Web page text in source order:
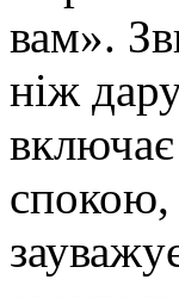
вам».
ніж
спокою,